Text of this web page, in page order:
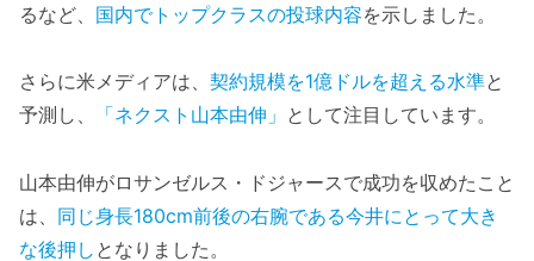
るなど、 国内でトップクラスの投球内容を示しました。
さらに米メディアは、 契約規模を1億ドルを超える水準と
予測し、
「ネクスト山本由伸」 として注目しています。
山本由伸がロサンゼルス・ドジャースで成功を収めたこと
は、 同じ身長180cm前後の右腕である今井にとって大き
な後押し となりました。